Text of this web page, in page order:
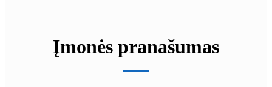
Įmonės pranašumas